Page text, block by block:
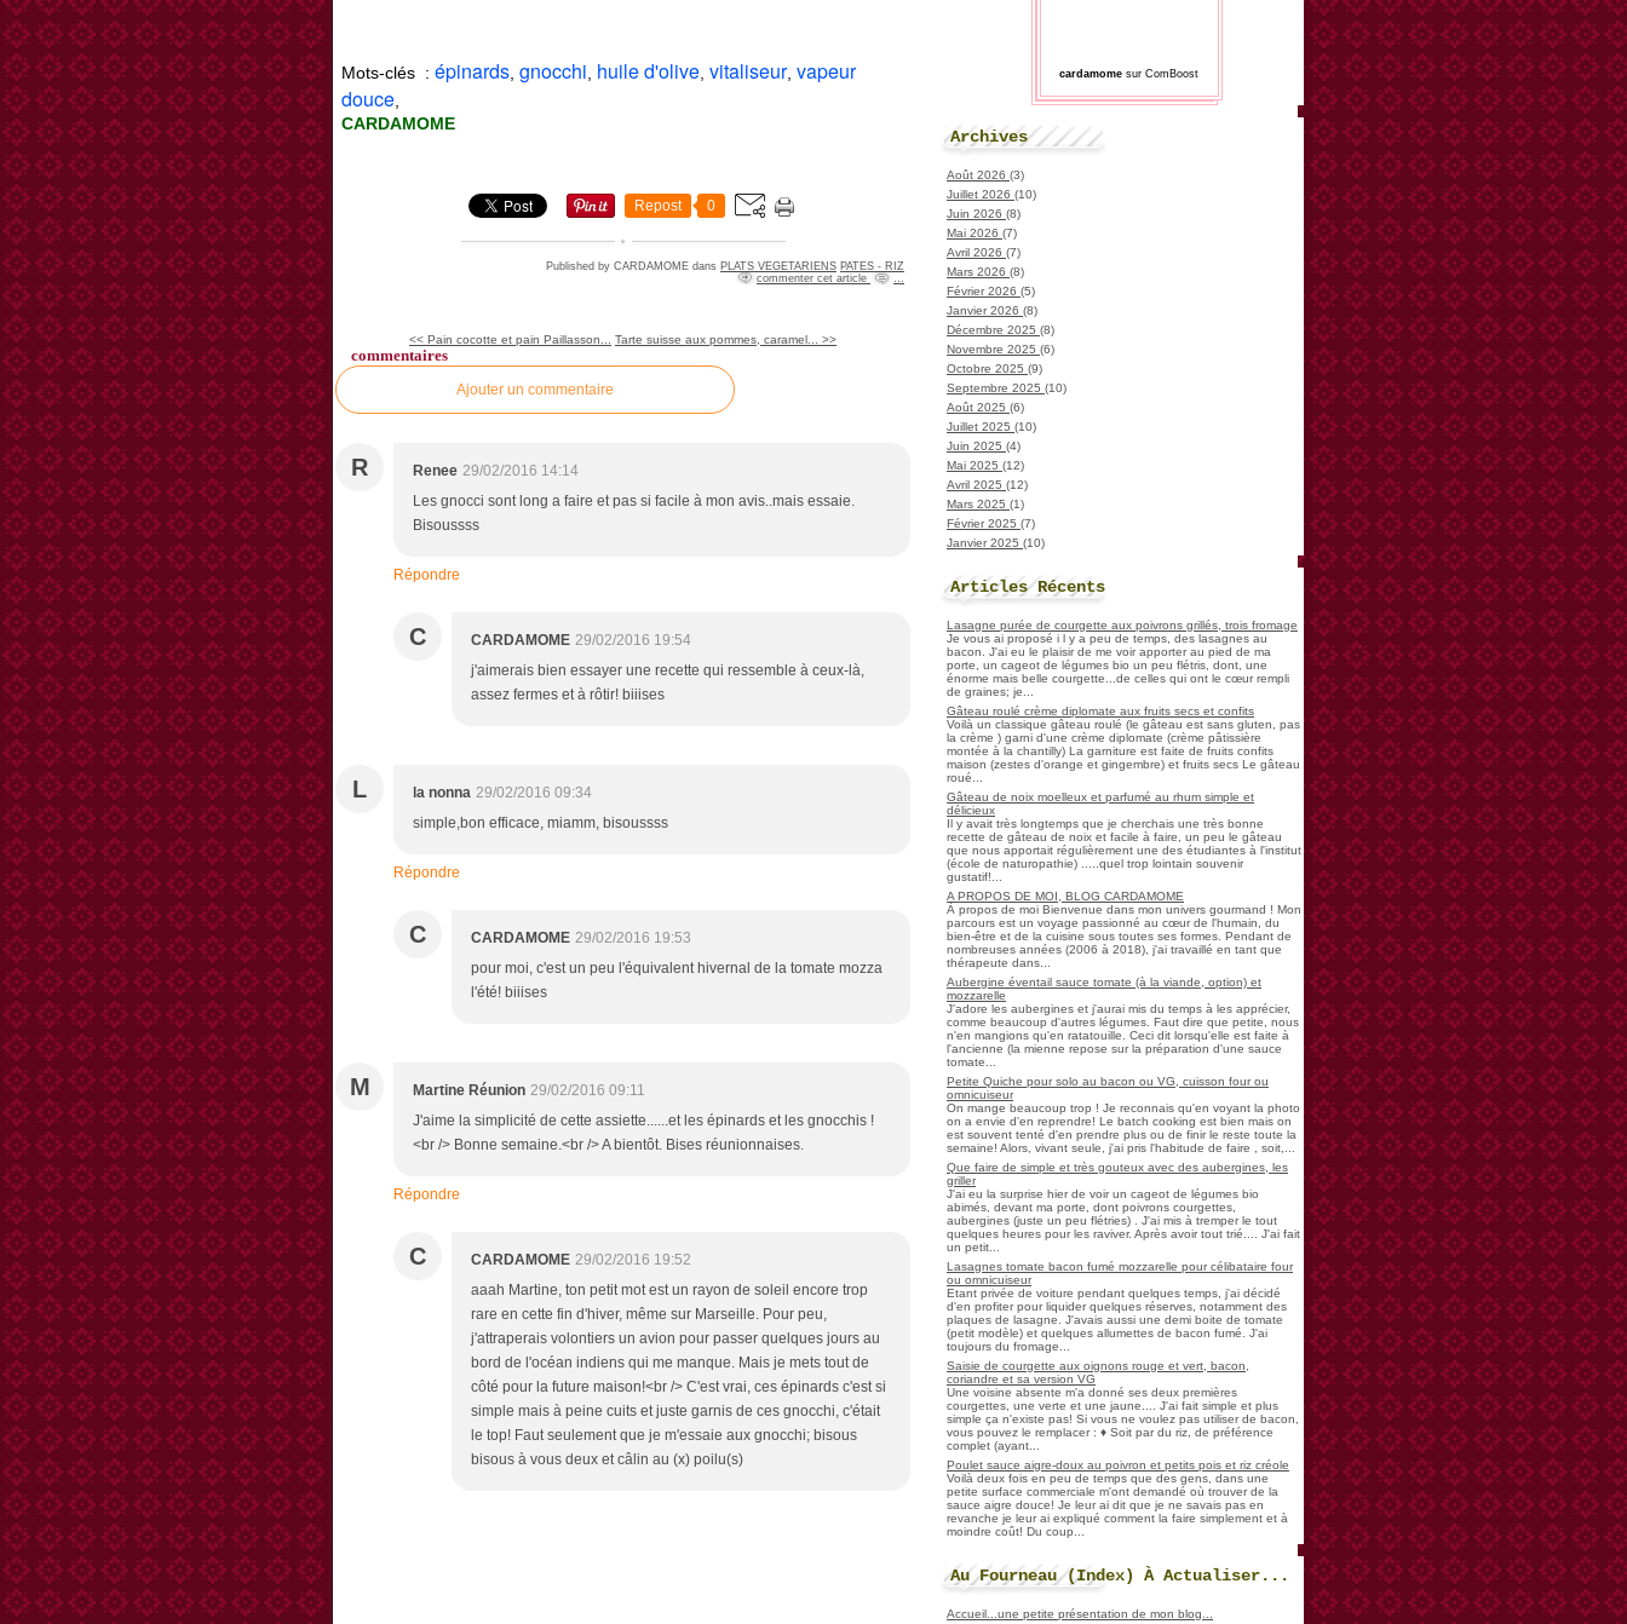
Mots-clés : épinards gnocchi huile d'olive vitaliseur, vapeur
douce
CARDAMOME
Repost 0
Published by CARDAMOME dans PLATS VEGETARIENS PATES - RIZ
commenter cet article
…
<< Pain cocotte et pain Paillasson... Tarte suisse aux pommes, caramel... >>
commentaires
Ajouter un commentaire
R Renee 29/02/2016 14:14
Les gnocci sont long a faire et pas si facile à mon avis..mais essaie.
Bisoussss
Répondre
C CARDAMOME 29/02/2016 19:54
j'aimerais bien essayer une recette qui ressemble à ceux-là,
assez fermes et à rôtir! biiises
L la nonna 29/02/2016 09:34
simple,bon efficace, miamm, bisoussss
Répondre
C CARDAMOME 29/02/2016 19:53
pour moi, c'est un peu l'équivalent hivernal de la tomate mozza
l'été! biiises
M Martine Réunion 29/02/2016 09:11
J'aime la simplicité de cette assiette......et les épinards et les gnocchis !
<br /> Bonne semaine.<br /> A bientôt. Bises réunionnaises.
Répondre
C CARDAMOME 29/02/2016 19:52
aaah Martine, ton petit mot est un rayon de soleil encore trop
rare en cette fin d'hiver, même sur Marseille. Pour peu,
j'attraperais volontiers un avion pour passer quelques jours au
bord de l'océan indiens qui me manque. Mais je mets tout de
côté pour la future maison!<br /> C'est vrai, ces épinards c'est si
simple mais à peine cuits et juste garnis de ces gnocchi, c'était
le top! Faut seulement que je m'essaie aux gnocchi; bisous
bisous à vous deux et câlin au (x) poilu(s)
cardamome sur ComBoost
Archives
Août 2026 (3)
Juillet 2026 (10)
Juin 2026 (8)
Mai 2026 (7)
Avril 2026 (7)
Mars 2026 (8)
Février 2026 (5)
Janvier 2026 (8)
Décembre 2025 (8)
Novembre 2025 (6)
Octobre 2025 (9)
Septembre 2025 (10)
Août 2025 (6)
Juillet 2025 (10)
Juin 2025 (4)
Mai 2025 (12)
Avril 2025 (12)
Mars 2025 (1)
Février 2025 (7)
Janvier 2025 (10)
Articles Récents
Lasagne purée de courgette aux poivrons grillés, trois fromage
Je vous ai proposé i l y a peu de temps, des lasagnes au
bacon. J'ai eu le plaisir de me voir apporter au pied de ma
porte, un cageot de légumes bio un peu flétris, dont, une
énorme mais belle courgette...de celles qui ont le cœur rempli
de graines; je...
Gâteau roulé crème diplomate aux fruits secs et confits
Voilà un classique gâteau roulé (le gâteau est sans gluten, pas
la crème ) garni d'une crème diplomate (crème pâtissière
montée à la chantilly) La garniture est faite de fruits confits
maison (zestes d'orange et gingembre) et fruits secs Le gâteau
roué...
Gâteau de noix moelleux et parfumé au rhum simple et
délicieux
Il y avait très longtemps que je cherchais une très bonne
recette de gâteau de noix et facile à faire, un peu le gâteau
que nous apportait régulièrement une des étudiantes à l'institut
(école de naturopathie) .....quel trop lointain souvenir
gustatif!...
A PROPOS DE MOI, BLOG CARDAMOME
À propos de moi Bienvenue dans mon univers gourmand ! Mon
parcours est un voyage passionné au cœur de l'humain, du
bien-être et de la cuisine sous toutes ses formes. Pendant de
nombreuses années (2006 à 2018), j'ai travaillé en tant que
thérapeute dans...
Aubergine éventail sauce tomate (à la viande, option) et
mozzarelle
J'adore les aubergines et j'aurai mis du temps à les apprécier,
comme beaucoup d'autres légumes. Faut dire que petite, nous
n'en mangions qu'en ratatouille. Ceci dit lorsqu'elle est faite à
l'ancienne (la mienne repose sur la préparation d'une sauce
tomate...
Petite Quiche pour solo au bacon ou VG, cuisson four ou
omnicuiseur
On mange beaucoup trop ! Je reconnais qu'en voyant la photo
on a envie d'en reprendre! Le batch cooking est bien mais on
est souvent tenté d'en prendre plus ou de finir le reste toute la
semaine! Alors, vivant seule, j'ai pris l'habitude de faire , soit,...
Que faire de simple et très gouteux avec des aubergines, les
griller
J'ai eu la surprise hier de voir un cageot de légumes bio
abimés, devant ma porte, dont poivrons courgettes,
aubergines (juste un peu flétries) . J'ai mis à tremper le tout
quelques heures pour les raviver. Après avoir tout trié.... J'ai fait
un petit...
Lasagnes tomate bacon fumé mozzarelle pour célibataire four
ou omnicuiseur
Etant privée de voiture pendant quelques temps, j'ai décidé
d'en profiter pour liquider quelques réserves, notamment des
plaques de lasagne. J'avais aussi une demi boite de tomate
(petit modèle) et quelques allumettes de bacon fumé. J'ai
toujours du fromage...
Saisie de courgette aux oignons rouge et vert, bacon,
coriandre et sa version VG
Une voisine absente m'a donné ses deux premières
courgettes, une verte et une jaune.... J'ai fait simple et plus
simple ça n'existe pas! Si vous ne voulez pas utiliser de bacon,
vous pouvez le remplacer : ♦ Soit par du riz, de préférence
complet (ayant...
Poulet sauce aigre-doux au poivron et petits pois et riz créole
Voilà deux fois en peu de temps que des gens, dans une
petite surface commerciale m'ont demandé où trouver de la
sauce aigre douce! Je leur ai dit que je ne savais pas en
revanche je leur ai expliqué comment la faire simplement et à
moindre coût! Du coup...
Au Fourneau (Index) À Actualiser...
Accueil...une petite présentation de mon blog...